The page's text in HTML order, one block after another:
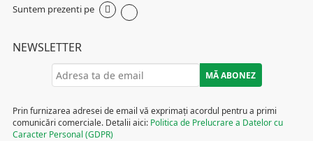
Suntem prezenti pe
NEWSLETTER
Prin furnizarea adresei de email vă exprimați acordul pentru a primi
comunicări comerciale. Detalii aici: Politica de Prelucrare a Datelor cu
Caracter Personal (GDPR)